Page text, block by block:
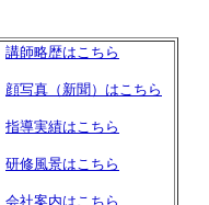
講師略歴はこちら
顔写真（新聞）はこちら
指導実績はこちら
研修風景はこちら
会社案内はこちら